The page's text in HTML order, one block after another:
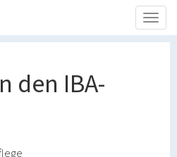
den IBA-